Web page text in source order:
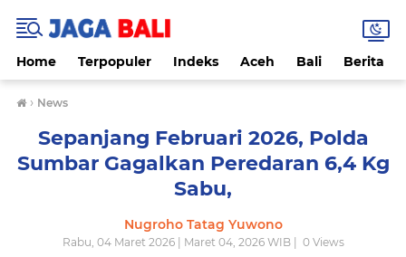
Home Terpopuler Indeks Aceh Bali Berita
› News
Sepanjang Februari 2026, Polda
Sumbar Gagalkan Peredaran 6,4 Kg
Sabu,
Nugroho Tatag Yuwono
Rabu, 04 Maret 2026 | Maret 04, 2026 WIB | 0Views